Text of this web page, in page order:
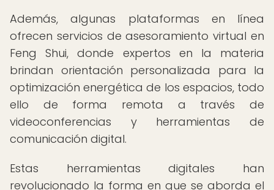
Además, algunas plataformas en línea
ofrecen servicios de asesoramiento virtual en
Feng Shui, donde expertos en la materia
brindan orientación personalizada para la
optimización energética de los espacios, todo
ello de forma remota a través de
videoconferencias y herramientas de
comunicación digital.
Estas herramientas digitales han
revolucionado la forma en que se aborda el